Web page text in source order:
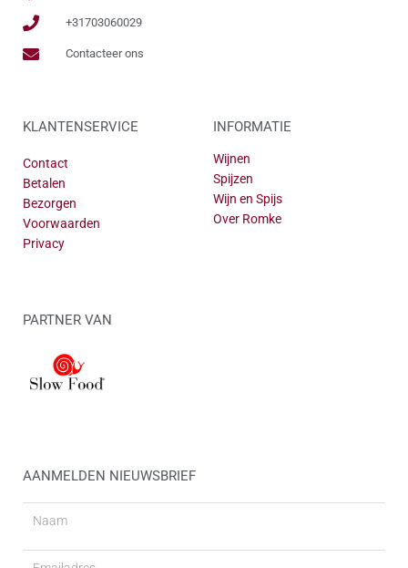
+31703060029
Contacteer ons
KLANTENSERVICE
Contact
Betalen
Bezorgen
Voorwaarden
Privacy
INFORMATIE
Wijnen
Spijzen
Wijn en Spijs
Over Romke
PARTNER VAN
AANMELDEN NIEUWSBRIEF